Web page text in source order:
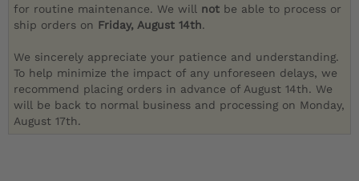
for routine maintenance. We will not be able to process or
ship orders on Friday, August 14th.
We sincerely appreciate your patience and understanding.
To help minimize the impact of any unforeseen delays, we
recommend placing orders in advance of August 14th. We
will be back to normal business and processing on Monday,
August 17th.